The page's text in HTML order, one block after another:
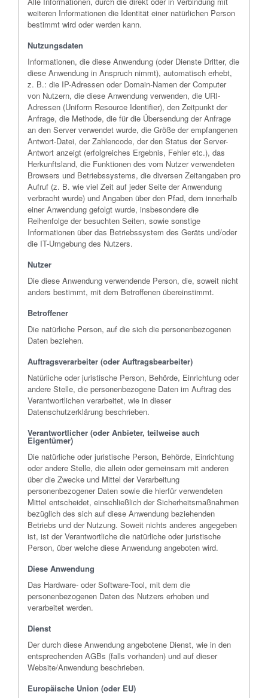
weiteren Informationen die Identität einer natürlichen Person
bestimmt wird oder werden kann.
Nutzungsdaten
Informationen, die diese Anwendung (oder Dienste Dritter, die
diese Anwendung in Anspruch nimmt), automatisch erhebt,
z. B.: die IP-Adressen oder Domain-Namen der Computer
von Nutzern, die diese Anwendung verwenden, die URI-
Adressen (Uniform Resource Identifier), den Zeitpunkt der
Anfrage, die Methode, die für die Übersendung der Anfrage
an den Server verwendet wurde, die Größe der empfangenen
Antwort-Datei, der Zahlencode, der den Status der Server-
Antwort anzeigt (erfolgreiches Ergebnis, Fehler etc.), das
Herkunftsland, die Funktionen des vom Nutzer verwendeten
Browsers und Betriebssystems, die diversen Zeitangaben pro
Aufruf (z. B. wie viel Zeit auf jeder Seite der Anwendung
verbracht wurde) und Angaben über den Pfad, dem innerhalb
einer Anwendung gefolgt wurde, insbesondere die
Reihenfolge der besuchten Seiten, sowie sonstige
Informationen über das Betriebssystem des Geräts und/oder
die IT-Umgebung des Nutzers.
Nutzer
Die diese Anwendung verwendende Person, die, soweit nicht
anders bestimmt, mit dem Betroffenen übereinstimmt.
Betroffener
Die natürliche Person, auf die sich die personenbezogenen
Daten beziehen.
Auftragsverarbeiter (oder Auftragsbearbeiter)
Natürliche oder juristische Person, Behörde, Einrichtung oder
andere Stelle, die personenbezogene Daten im Auftrag des
Verantwortlichen verarbeitet, wie in dieser
Datenschutzerklärung beschrieben.
Verantwortlicher (oder Anbieter, teilweise auch
Eigentümer)
Die natürliche oder juristische Person, Behörde, Einrichtung
oder andere Stelle, die allein oder gemeinsam mit anderen
über die Zwecke und Mittel der Verarbeitung
personenbezogener Daten sowie die hierfür verwendeten
Mittel entscheidet, einschließlich der Sicherheitsmaßnahmen
bezüglich des sich auf diese Anwendung beziehenden
Betriebs und der Nutzung. Soweit nichts anderes angegeben
ist, ist der Verantwortliche die natürliche oder juristische
Person, über welche diese Anwendung angeboten wird.
Diese Anwendung
Das Hardware- oder Software-Tool, mit dem die
personenbezogenen Daten des Nutzers erhoben und
verarbeitet werden.
Dienst
Der durch diese Anwendung angebotene Dienst, wie in den
entsprechenden AGBs (falls vorhanden) und auf dieser
Website/Anwendung beschrieben.
Europäische Union (oder EU)